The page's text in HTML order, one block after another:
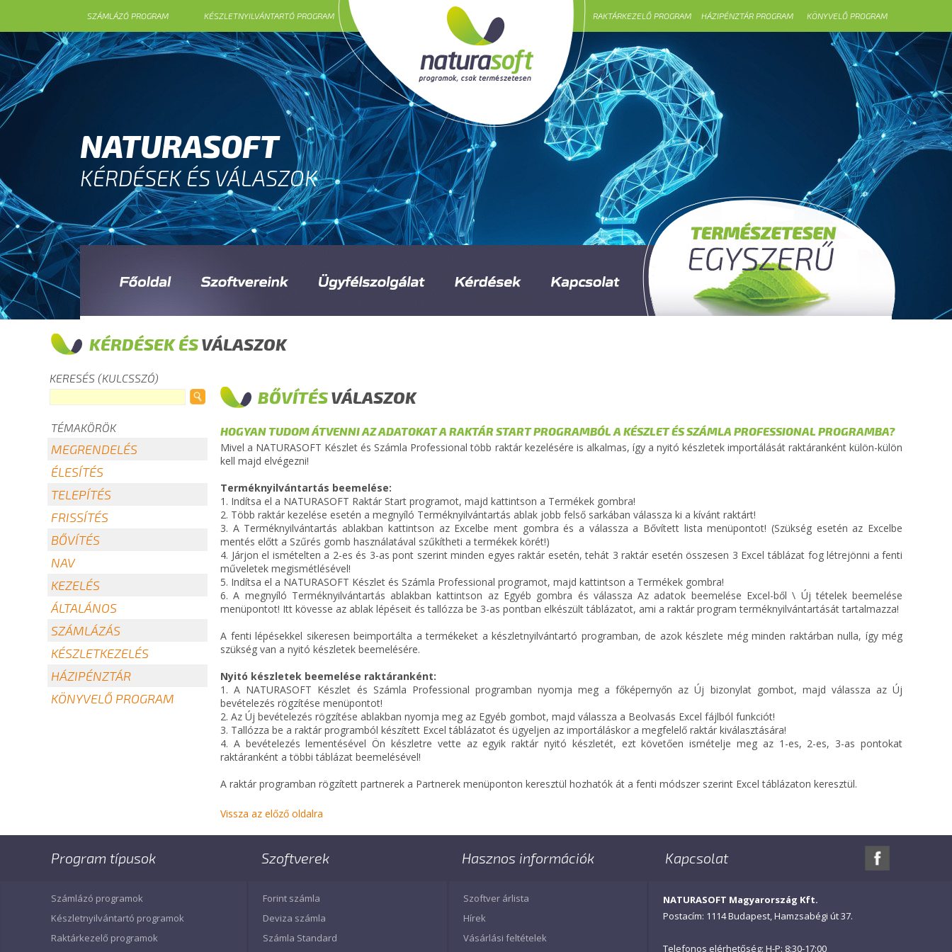
SZÁMLÁZÓ PROGRAM KÉSZLETNYILVÁNTARTÓ PROGRAM RAKTÁRKEZELŐ PROGRAM HÁZIPÉNZTÁR PROGRAM KÖNYVELŐ PROGRAM
NATURASOFT
KÉRDÉSEK ÉS VÁLASZOK
KÉRDÉSEK ÉSVÁLASZOK
KERESÉS (KULCSSZÓ)
TÉMAKÖRÖK
MEGRENDELÉS
ÉLESÍTÉS
TELEPÍTÉS
FRISSÍTÉS
BŐVÍTÉS
NAV
KEZELÉS
ÁLTALÁNOS
SZÁMLÁZÁS
KÉSZLETKEZELÉS
HÁZIPÉNZTÁR
KÖNYVELŐ PROGRAM
BŐVÍTÉSVÁLASZOK
HOGYAN TUDOM ÁTVENNI AZ ADATOKAT A RAKTÁR START PROGRAMBÓL A KÉSZLET ÉS SZÁMLA PROFESSIONAL PROGRAMBA?
Mivel a NATURASOFT Készlet és Számla Professional több raktár kezelésére is alkalmas, így a nyitó készletek importálását raktáranként külön-külön
kell majd elvégezni!
Terméknyilvántartás beemelése:
1. Indítsa el a NATURASOFT Raktár Start programot, majd kattintson a Termékek gombra!
2. Több raktár kezelése esetén a megnyíló Terméknyilvántartás ablak jobb felső sarkában válassza ki a kívánt raktárt!
3. A Terméknyilvántartás ablakban kattintson az Excelbe ment gombra és a válassza a Bővített lista menüpontot! (Szükség esetén az Excelbe
mentés előtt a Szűrés gomb használatával szűkítheti a termékek körét!)
4. Járjon el ismételten a 2-es és 3-as pont szerint minden egyes raktár esetén, tehát 3 raktár esetén összesen 3 Excel táblázat fog létrejönni a fenti
műveletek megismétlésével!
5. Indítsa el a NATURASOFT Készlet és Számla Professional programot, majd kattintson a Termékek gombra!
6. A megnyíló Terméknyilvántartás ablakban kattintson az Egyéb gombra és válassza Az adatok beemelése Excel-ből \ Új tételek beemelése
menüpontot! Itt kövesse az ablak lépéseit és tallózza be 3-as pontban elkészült táblázatot, ami a raktár program terméknyilvántartását tartalmazza!
A fenti lépésekkel sikeresen beimportálta a termékeket a készletnyilvántartó programban, de azok készlete még minden raktárban nulla, így még
szükség van a nyitó készletek beemelésére.
Nyitó készletek beemelése raktáranként:
1. A NATURASOFT Készlet és Számla Professional programban nyomja meg a főképernyőn az Új bizonylat gombot, majd válassza az Új
bevételezés rögzítése menüpontot!
2. Az Új bevételezés rögzítése ablakban nyomja meg az Egyéb gombot, majd válassza a Beolvasás Excel fájlból funkciót!
3. Tallózza be a raktár programból készített Excel táblázatot és ügyeljen az importáláskor a megfelelő raktár kiválasztására!
4. A bevételezés lementésével Ön készletre vette az egyik raktár nyitó készletét, ezt követően ismételje meg az 1-es, 2-es, 3-as pontokat
raktáranként a többi táblázat beemelésével!
A raktár programban rögzített partnerek a Partnerek menüponton keresztül hozhatók át a fenti módszer szerint Excel táblázaton keresztül.
Vissza az előző oldalra
Program típusok
Számlázó programok
Készletnyilvántartó programok
Raktárkezelő programok
Szoftverek
Forint számla
Deviza számla
Számla Standard
Hasznos információk
Szoftver árlista
Hírek
Vásárlási feltételek
Kapcsolat
NATURASOFT Magyarország Kft.
Postacím: 1114 Budapest, Hamzsabégi út 37.
Telefonos elérhetőség: H-P: 8:30-17:00